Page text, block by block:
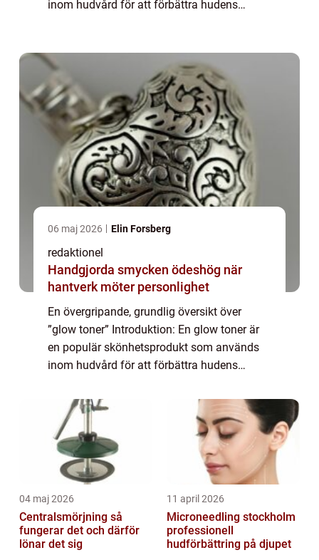
inom hudvård för att förbättra hudens
06 maj 2026 Elin Forsberg
redaktionel
Handgjorda smycken ödeshög när
hantverk möter personlighet
En övergripande, grundlig översikt över
”glow toner” Introduktion: En glow toner är
en populär skönhetsprodukt som används
inom hudvård för att förbättra hudens
artikel kommer att fördjupa vår fö...
04 maj 2026
Centralsmörjning så
fungerar det och därför
lönar det sig
11 april 2026
Microneedling stockholm
professionell
hudförbättring på djupet